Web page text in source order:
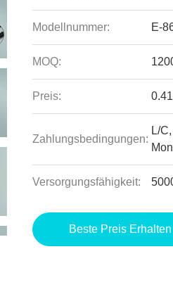
Modellnummer: E-
MOQ:
Preis: 0.41
Zahlungsbedingungen:
L/
Versorgungsfähigkeit:
Beste Preis Erhalten